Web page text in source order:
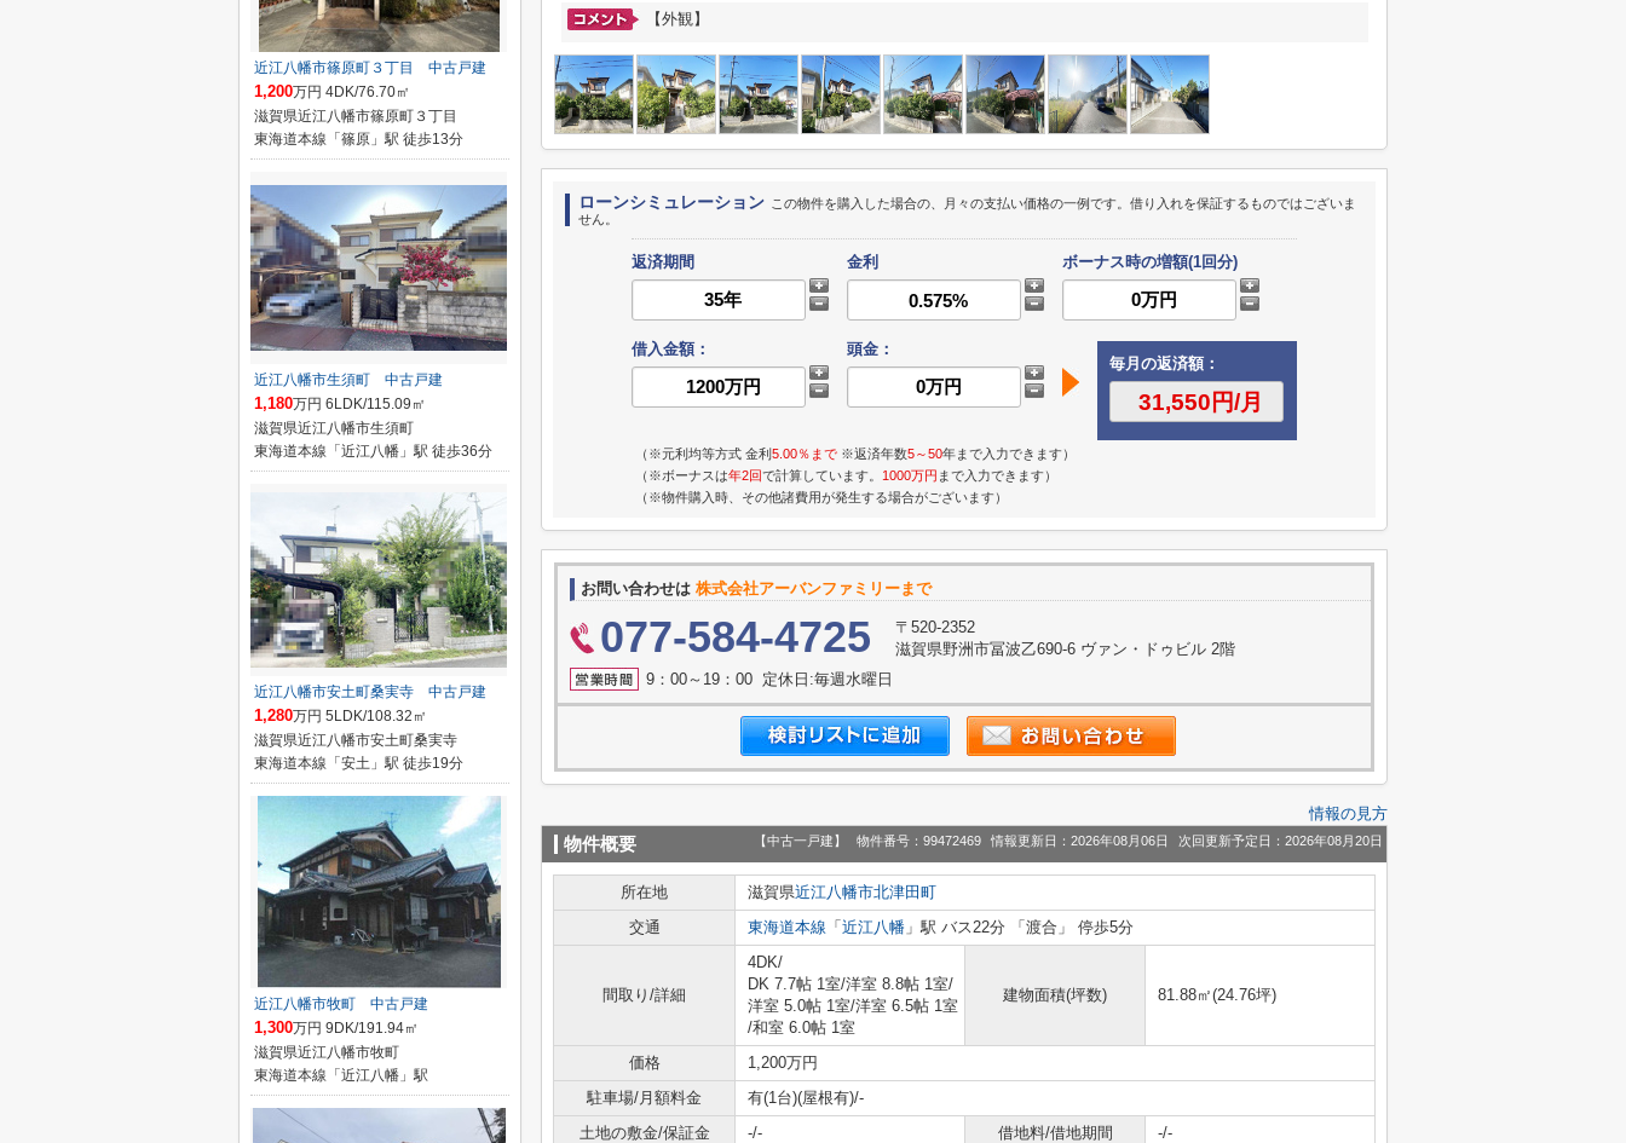
【外観】
ローンシミュレーション この物件を購入した場合の、月々の支払い価格の一例です。借り入れを保証するものではございま
せん。
返済期間 金利 ボーナス時の増額(1回分)
借入金額：
頭金：
毎月の返済額：
（※元利均等方式 金利5.00％まで ※返済年数5～50年まで入力できます）
（※ボーナスは年2回で計算しています。 1000万円 まで入力できます）
（※物件購入時、その他諸費用が発生する場合がございます）
お問い合わせは 株式会社アーバンファミリーまで
077-584-4725
〒520-2352
滋賀県野洲市冨波乙690-6 ヴァン・ドゥビル 2階
9：00～19：00 定休日:毎週水曜日
情報の見方
物件概要 【中古一戸建】 物件番号：99472469 情報更新日：2026年08月06日 次回更新予定日：2026年08月20日
所在地 滋賀県近江八幡市北津田町
交通
東海道本線 「 近江八幡 」駅 バス22分 「渡合」 停歩5分
間取り/詳細
4DK/
DK 7.7帖 1室/洋室 8.8帖 1室/
洋室 5.0帖 1室/洋室 6.5帖 1室
/和室 6.0帖 1室
建物面積(坪数) 81.88㎡(24.76坪)
価格
1,200万円
駐車場/月額料金
有(1台)(屋根有)/-
土地の敷金/保証金
-/- 借地料/借地期間
-/-
近江八幡市篠原町３丁目 中古戸建
1,200万円 4DK/76.70㎡
滋賀県近江八幡市篠原町３丁目
東海道本線「篠原」駅 徒歩13分
近江八幡市生須町 中古戸建
1,180万円 6LDK/115.09㎡
滋賀県近江八幡市生須町
東海道本線「近江八幡」駅 徒歩36分
近江八幡市安土町桑実寺 中古戸建
1,280万円 5LDK/108.32㎡
滋賀県近江八幡市安土町桑実寺
東海道本線「安土」駅 徒歩19分
近江八幡市牧町 中古戸建
1,300万円 9DK/191.94㎡
滋賀県近江八幡市牧町
東海道本線「近江八幡」駅